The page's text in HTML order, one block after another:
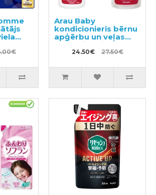
Arau Baby
kondicionieris bērnu
apģērbu un veļas
mazgāšanai 480ml +
pildviela 440ml
24.50€ 27.50€